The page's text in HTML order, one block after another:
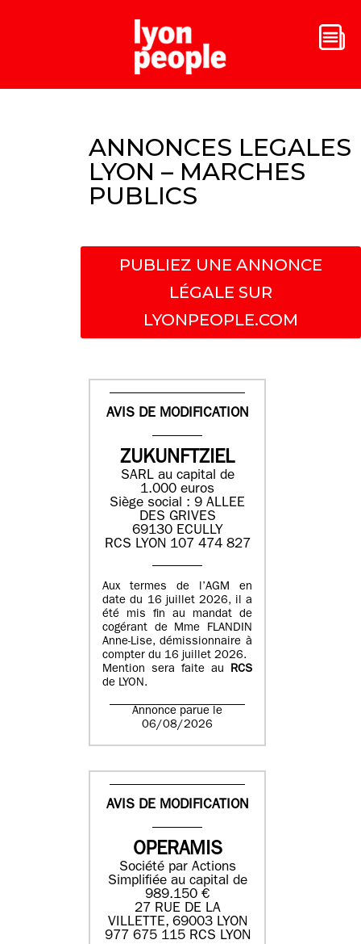
ANNONCES LEGALES
LYON – MARCHES
PUBLICS
PUBLIEZ UNE ANNONCE
LÉGALE SUR
LYONPEOPLE.COM
AVIS DE MODIFICATION
ZUKUNFTZIEL
SARL au capital de
1.000 euros
Siège social : 9 ALLEE
DES GRIVES
69130 ECULLY
RCS LYON 107 474 827
Aux termes de l’AGM en
date du 16 juillet 2026, il a
été mis fin au mandat de
cogérant de Mme FLANDIN
Anne-Lise, démissionnaire à
compter du 16 juillet 2026.
Mention sera faite au RCS
de LYON.
Annonce parue le
06/08/2026
AVIS DE MODIFICATION
OPERAMIS
Société par Actions
Simplifiée au capital de
989.150 €
27 RUE DE LA
VILLETTE, 69003 LYON
977 675 115 RCS LYON